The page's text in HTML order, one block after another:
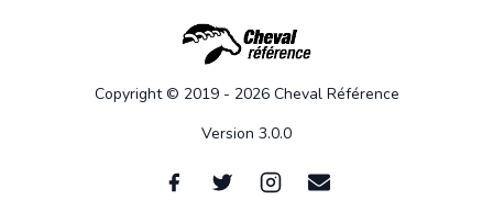
Copyright © 2019 - 2026 Cheval Référence
Version 3.0.0